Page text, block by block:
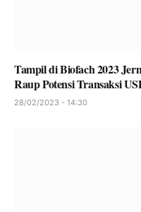
Tampil di Biofach 2023
Raup Potensi Transaksi
28/02/2023 - 14:30